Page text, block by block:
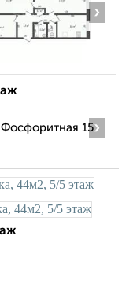
›
15›